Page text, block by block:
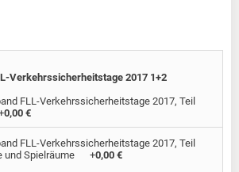
Verkehrssicherheitstage 2017 1+2
FLL-Verkehrssicherheitstage 2017, Teil
0,00 €
FLL-Verkehrssicherheitstage 2017, Teil
und Spielräume
+0,00 €